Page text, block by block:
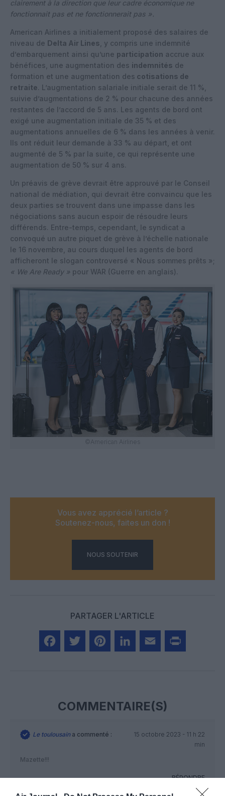
clairement à la direction que leur cadre économique ne
fonctionnait pas et ne fonctionnerait pas ».
American Airlines a initialement proposé des salaires de
niveau de Delta Air Lines , y compris une indemnité
d’embarquement ainsi qu’une participation accrue aux
bénéfices, une augmentation des indemnités de
formation et une augmentation des cotisations de
retraite. L’augmentation salariale initiale serait de 11 %,
suivie d’augmentations de 2 % pour chacune des années
restantes de l’accord de 5 ans. Les agents de bord ont
exigé une augmentation initiale de 35 % et des
augmentations annuelles de 6 % dans les années à venir.
Ils ont réduit leur demande à 33 % au départ, et ont
augmenté de 5 % par la suite, ce qui représente une
augmentation de 50 % sur 4 ans.
Un préavis de grève devrait être approuvé par le Conseil
national de médiation, qui devrait être convaincu que les
deux parties se trouvent dans une impasse dans les
négociations sans aucun espoir de résoudre leurs
différends. Entre-temps, cependant, le syndicat a
convoqué un autre piquet de grève à l’échelle nationale
le 16 novembre, au cours duquel les agents de bord
afficheront le slogan controversé « Nous sommes prêts »;
« We Are Ready » pour WAR (Guerre en anglais).
©American Airlines
Vous avez apprécié l’article ?
Soutenez-nous, faites un don !
NOUS SOUTENIR
PARTAGER L'ARTICLE
COMMENTAIRE(S)
Le toulousaina commenté :
15 octobre 2023 - 11 h 22
min
Mazette!!!
RÉPONDRE